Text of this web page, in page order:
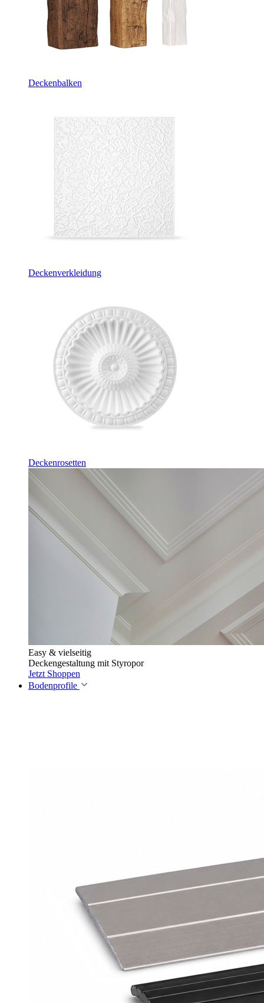
Deckenbalken
Deckenverkleidung
Deckenrosetten
Easy & vielseitig
Deckengestaltung mit Styropor
Jetzt Shoppen
Bodenprofile